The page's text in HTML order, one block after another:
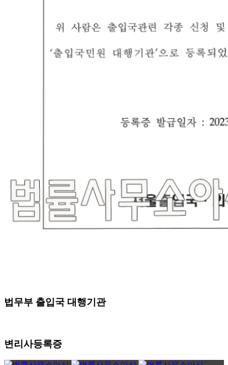
법무부 출입국 대행기관
변리사등록증